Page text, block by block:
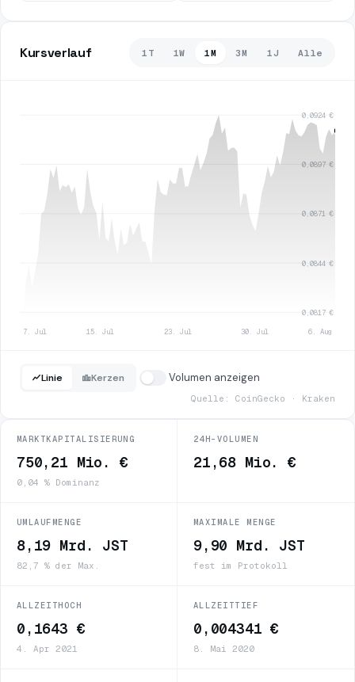
Kursverlauf 1T 1W 1M 3M 1J Alle
0,0924 €
0,0897 €
0,0871 €
0,0844 €
0,0817 €
7. Jul 15. Jul 23. Jul 30. Jul 6. Aug
Linie Kerzen Volumen anzeigen
Quelle: CoinGecko · Kraken
MARKTKAPITALISIERUNG
750,21 Mio. €
0,04 % Dominanz
24H-VOLUMEN
21,68 Mio. €
UMLAUFMENGE
8,19 Mrd. JST
82,7 % der Max.
MAXIMALE MENGE
9,90 Mrd. JST
fest im Protokoll
ALLZEITHOCH
0,1643 €
4. Apr 2021
ALLZEITTIEF
0,004341 €
8. Mai 2020